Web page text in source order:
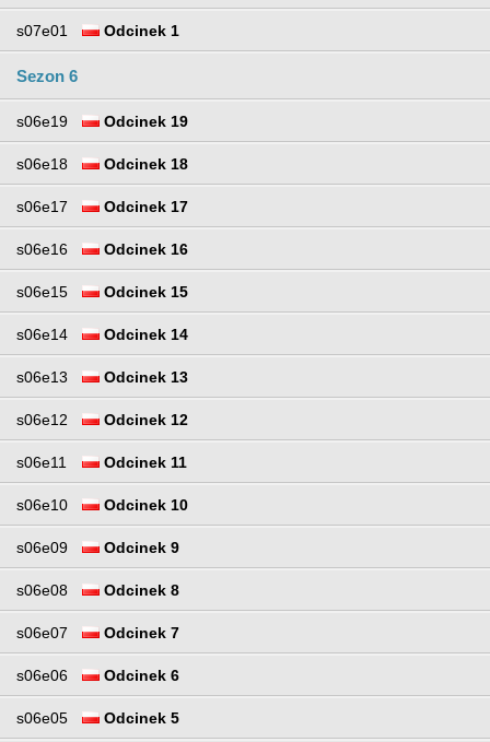
s07e01 Odcinek 1
Sezon 6
s06e19 Odcinek 19
s06e18 Odcinek 18
s06e17 Odcinek 17
s06e16 Odcinek 16
s06e15 Odcinek 15
s06e14 Odcinek 14
s06e13 Odcinek 13
s06e12 Odcinek 12
s06e11 Odcinek 11
s06e10 Odcinek 10
s06e09 Odcinek 9
s06e08 Odcinek 8
s06e07 Odcinek 7
s06e06 Odcinek 6
s06e05 Odcinek 5